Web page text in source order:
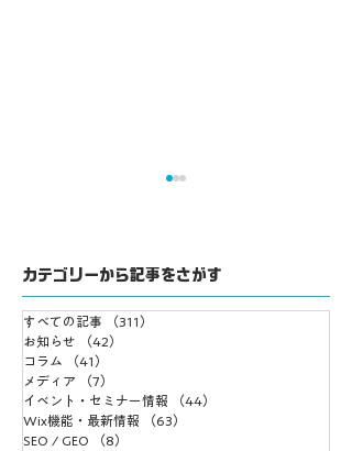
Wix Meetups Tokyo
リアルオフ会開催決
定！
カテゴリーから記事をさがす
すべての記事 （311）
お知らせ
（42）
コラム
（41）
メディア
（7）
イベント・セミナー情報
（44）
Wix機能・最新情報
（63）
SEO / GEO
（8）